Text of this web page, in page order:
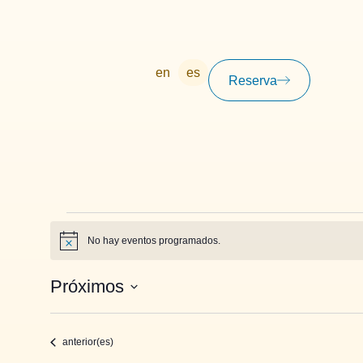
en es
Reserva
Aviso No hay eventos programados.
Próximos
la
Eventos
anterior(es)